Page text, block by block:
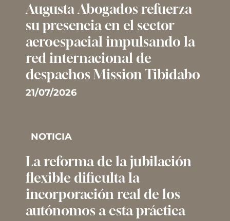
Augusta Abogados refuerza
su presencia en el sector
aeroespacial impulsando la
red internacional de
despachos Mission Tibidabo
21/07/2026
NOTICIA
La reforma de la jubilación
flexible dificulta la
incorporación real de los
autónomos a esta práctica